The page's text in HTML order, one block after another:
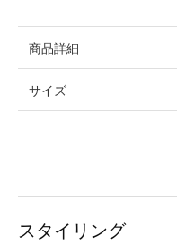
商品詳細
サイズ
スタイリング